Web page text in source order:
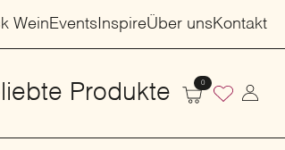
WeinEvents InspireÜber unsKontakt
Produkte 0